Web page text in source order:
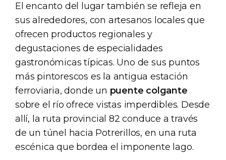
El encanto del lugar también se refleja en
sus alrededores, con artesanos locales que
ofrecen productos regionales y
degustaciones de especialidades
gastronómicas típicas. Uno de sus puntos
más pintorescos es la antigua estación
ferroviaria, donde un puente colgante
sobre el río ofrece vistas imperdibles. Desde
allí, la ruta provincial 82 conduce a través
de un túnel hacia Potrerillos, en una ruta
escénica que bordea el imponente lago.